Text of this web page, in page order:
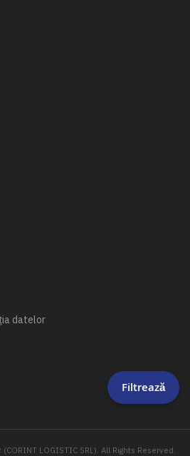
datelor
LOGISTIC SRL). All Rights Reserved.
Filtrează